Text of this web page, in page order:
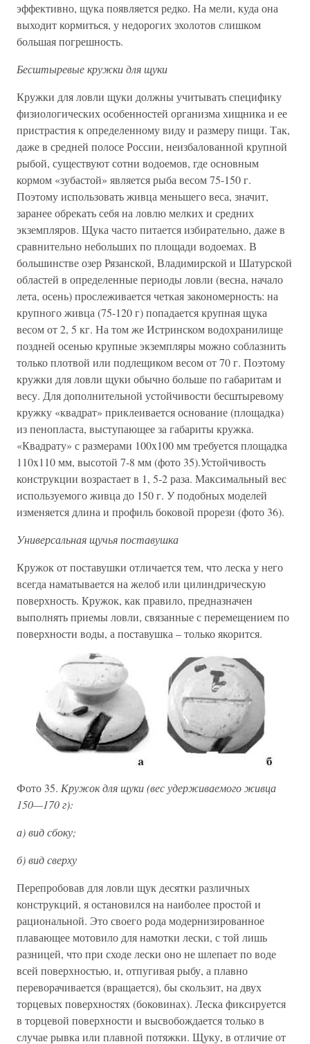
эффективно, щука появляется редко. На мели, куда она
выходит кормиться, у недорогих эхолотов слишком
большая погрешность.
Бесштыревые кружки для щуки
Кружки для ловли щуки должны учитывать специфику
физиологических особенностей организма хищника и ее
пристрастия к определенному виду и размеру пищи. Так,
даже в средней полосе России, неизбалованной крупной
рыбой, существуют сотни водоемов, где основным
кормом «зубастой» является рыба весом 75-150 г.
Поэтому использовать живца меньшего веса, значит,
заранее обрекать себя на ловлю мелких и средних
экземпляров. Щука часто питается избирательно, даже в
сравнительно небольших по площади водоемах. В
большинстве озер Рязанской, Владимирской и Шатурской
областей в определенные периоды ловли (весна, начало
лета, осень) прослеживается четкая закономерность: на
крупного живца (75-120 г) попадается крупная щука
весом от 2, 5 кг. На том же Истринском водохранилище
поздней осенью крупные экземпляры можно соблазнить
только плотвой или подлещиком весом от 70 г. Поэтому
кружки для ловли щуки обычно больше по габаритам и
весу. Для дополнительной устойчивости бесштыревому
кружку «квадрат» приклеивается основание (площадка)
из пенопласта, выступающее за габариты кружка.
«Квадрату» с размерами 100x100 мм требуется площадка
110x110 мм, высотой 7-8 мм (фото 35).Устойчивость
конструкции возрастает в 1, 5-2 раза. Максимальный вес
используемого живца до 150 г. У подобных моделей
изменяется длина и профиль боковой прорези (фото 36).
Универсальная щучья поставушка
Кружок от поставушки отличается тем, что леска у него
всегда наматывается на желоб или цилиндрическую
поверхность. Кружок, как правило, предназначен
выполнять приемы ловли, связанные с перемещением по
поверхности воды, а поставушка – только якорится.
Фото 35. Кружок для щуки (вес удерживаемого живца
150—170 г):
а) вид сбоку;
б) вид сверху
Перепробовав для ловли щук десятки различных
конструкций, я остановился на наиболее простой и
рациональной. Это своего рода модернизированное
плавающее мотовило для намотки лески, с той лишь
разницей, что при сходе лески оно не шлепает по воде
всей поверхностью, и, отпугивая рыбу, а плавно
переворачивается (вращается), бы скользит, на двух
торцевых поверхностях (боковинах). Леска фиксируется
в торцевой поверхности и высвобождается только в
случае рывка или плавной потяжки. Щуку, в отличие от